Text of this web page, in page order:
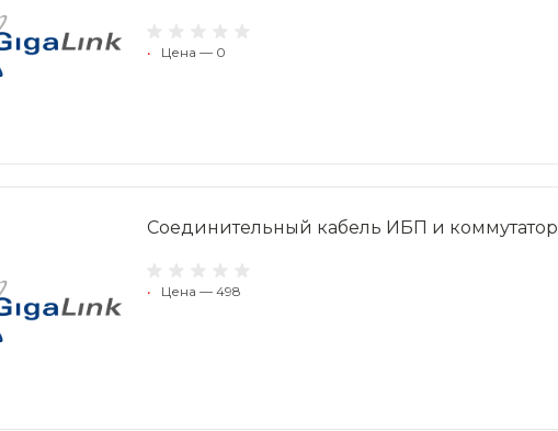
• Цена — 0
Соединительный кабель ИБП и
• Цена — 498